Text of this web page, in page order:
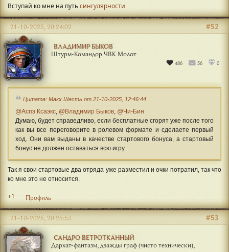
Вступай ко мне на путьсингулярности
ВЛАДИМИР БЫКОВ
Штурм-Командор ЧВК Молот
486 56 0
#52
21-10-2025, 20:24:02
Цитата: Макх Шесть от 21-10-2025, 12:46:44
@Аспэ Ксаэкс @Владимир Быков @Чи-Бин
Думаю, будет справедливо, если бесплатные сгорят уже после того
как вы все переговорите в ролевом формате и сделаете первый
ход. Они вам выданы в качестве стартового бонуса, а стартовый
бонус не должен оставаться всю игру.
Так я свои стартовые два отряда уже разместил и очки потратил, так что
ко мне это не относится.
+1 Профиль
САНДРО ВЕТРОТКАННЫЙ
Дархат-фантазм, дважды граф (чисто технически),
#53
21-10-2025, 20:25:53